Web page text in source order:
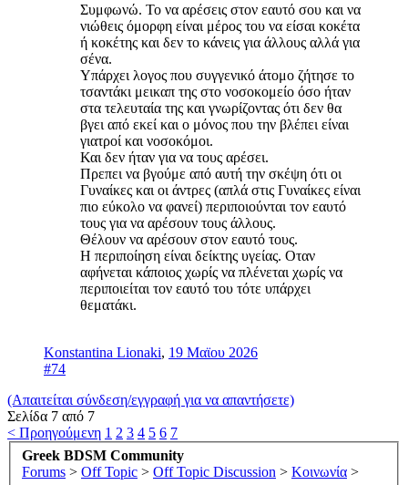
Συμφωνώ. Το να αρέσεις στον εαυτό σου και να
νιώθεις όμορφη είναι μέρος του να είσαι κοκέτα
ή κοκέτης και δεν το κάνεις για άλλους αλλά για
σένα.
Υπάρχει λογος που συγγενικό άτομο ζήτησε το
τσαντάκι μεικαπ της στο νοσοκομείο όσο ήταν
στα τελευταία της και γνωρίζοντας ότι δεν θα
βγει από εκεί και ο μόνος που την βλέπει είναι
γιατροί και νοσοκόμοι.
Και δεν ήταν για να τους αρέσει.
Πρεπει να βγούμε από αυτή την σκέψη ότι οι
Γυναίκες και οι άντρες (απλά στις Γυναίκες είναι
πιο εύκολο να φανεί) περιποιούνται τον εαυτό
τους για να αρέσουν τους άλλους.
Θέλουν να αρέσουν στον εαυτό τους.
Η περιποίηση είναι δείκτης υγείας. Οταν
αφήνεται κάποιος χωρίς να πλένεται χωρίς να
περιποιείται τον εαυτό του τότε υπάρχει
θεματάκι.
Konstantina Lionaki, 19 Μαϊου 2026
#74
(Απαιτείται σύνδεση/εγγραφή για να απαντήσετε)
Σελίδα 7 από 7
< Προηγούμενη 1 2 3 4 5 6 7
Greek BDSM Community
Forums > Off Topic > Off Topic Discussion > Κοινωνία >